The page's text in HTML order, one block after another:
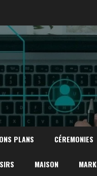
PLANS CÉREMONIES
MAISON